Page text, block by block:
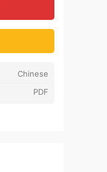
Chinese
PDF